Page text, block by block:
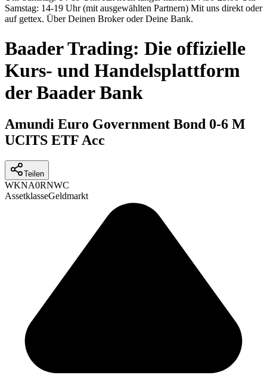
Samstag: 14-19 Uhr (mit ausgewählten Partnern) Mit uns direkt oder
auf gettex. Über Deinen Broker oder Deine Bank.
Baader Trading: Die offizielle
Kurs- und Handelsplattform
der Baader Bank
Amundi Euro Government Bond 0-6 M
UCITS ETF Acc
Teilen
WKNA0RNWC
AssetklasseGeldmarkt